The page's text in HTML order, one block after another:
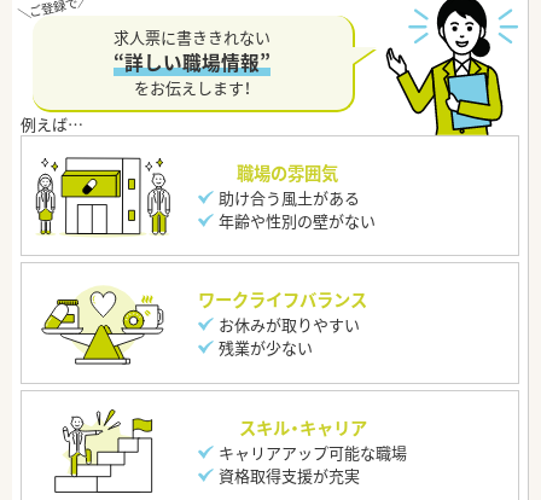
求人票に書ききれない
“詳しい職場情報”
をお伝えします！
職場の雰囲気
助け合う風土がある
年齢や性別の壁がない
ワークライフバランス
お休みが取りやすい
残業が少ない
スキル・キャリア
キャリアアップ可能な職場
資格取得支援が充実